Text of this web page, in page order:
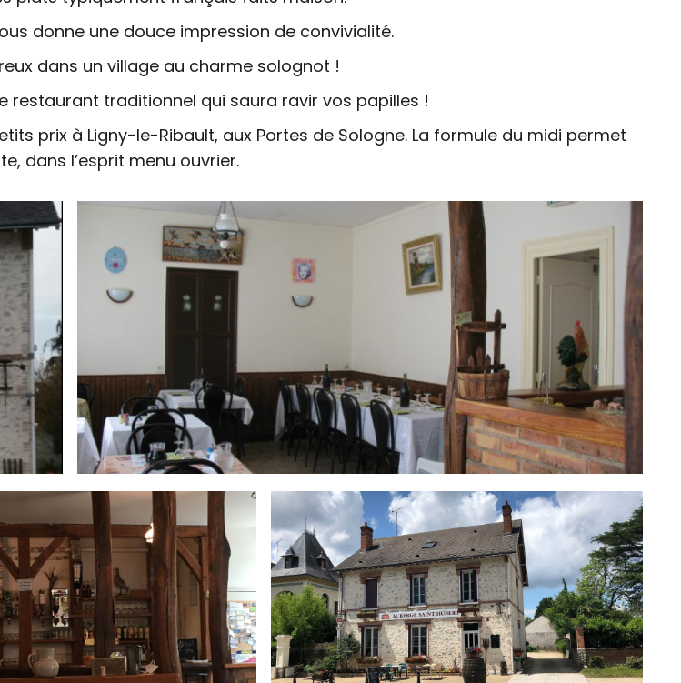
donne une douce impression de convivialité.
dans un village au charme solognot !
restaurant traditionnel qui saura ravir vos papilles !
prix à Ligny-le-Ribault, aux Portes de Sologne. La formule du midi permet
dans l’esprit menu ouvrier.